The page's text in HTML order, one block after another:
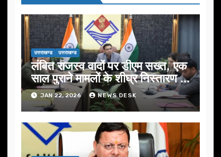
उत्तराखण्ड उत्तराखण्ड
लंबित राजस्व वादों पर डीएम सख्त, एक
साल पुराने मामलों के शीघ्र निस्तारण के
आदेश…
JAN 22, 2026 NEWS DESK